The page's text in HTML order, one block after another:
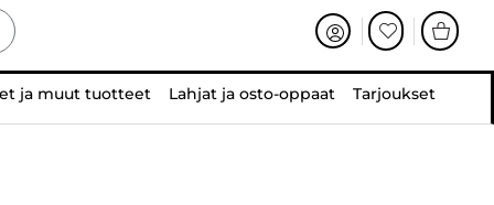
ja muut tuotteet Lahjat ja osto-oppaat Tarjoukset